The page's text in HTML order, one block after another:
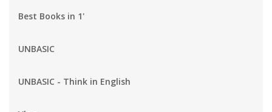
Best Books in 1'
UNBASIC
UNBASIC - Think in English